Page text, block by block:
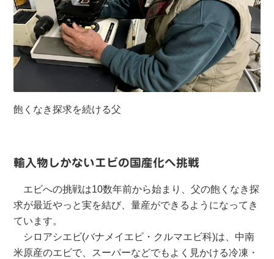
飽くなき探求を続ける父
輸入物しかないエビの国産化へ挑戦
エビへの挑戦は10数年前から始まり、父の飽くなき探
求が最近やっと実を結び、量産ができるようになってき
ています。
シロアシエビ(バナメイエビ・クルマエビ科)は、中南
米原産のエビで、スーパーなどでもよく見かける冷凍・